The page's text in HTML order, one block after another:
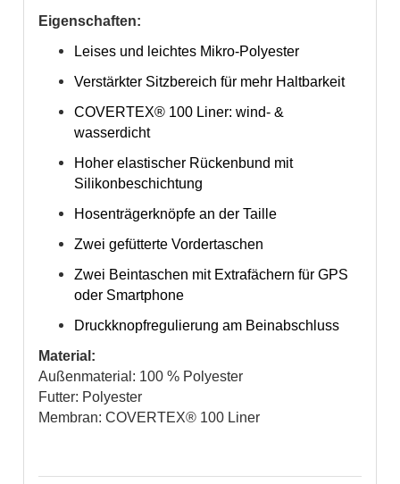
Eigenschaften:
Leises und leichtes Mikro-Polyester
Verstärkter Sitzbereich für mehr Haltbarkeit
COVERTEX® 100 Liner: wind- &
wasserdicht
Hoher elastischer Rückenbund mit
Silikonbeschichtung
Hosenträgerknöpfe an der Taille
Zwei gefütterte Vordertaschen
Zwei Beintaschen mit Extrafächern für GPS
oder Smartphone
Druckknopfregulierung am Beinabschluss
Material:
Außenmaterial: 100 % Polyester
Futter: Polyester
Membran: COVERTEX® 100 Liner